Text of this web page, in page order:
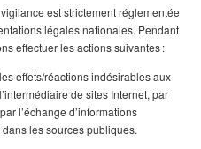
est strictement réglementée
légales nationales. Pendant
effectuer les actions suivantes :
effets/réactions indésirables aux
de sites Internet, par
l’échange d’informations
les sources publiques.